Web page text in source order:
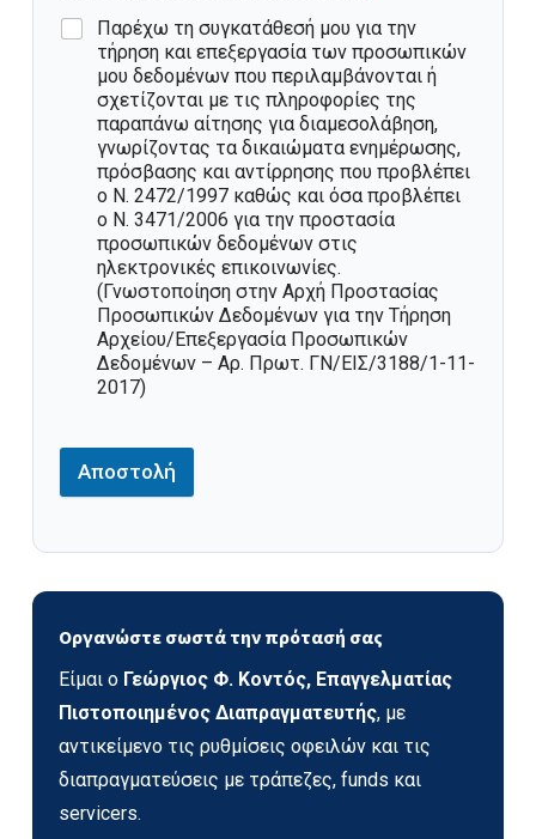
Παρέχω τη συγκατάθεσή μου για την
τήρηση και επεξεργασία των προσωπικών
μου δεδομένων που περιλαμβάνονται ή
σχετίζονται με τις πληροφορίες της
παραπάνω αίτησης για διαμεσολάβηση,
γνωρίζοντας τα δικαιώματα ενημέρωσης,
πρόσβασης και αντίρρησης που προβλέπει
ο Ν. 2472/1997 καθώς και όσα προβλέπει
ο Ν. 3471/2006 για την προστασία
προσωπικών δεδομένων στις
ηλεκτρονικές επικοινωνίες.
(Γνωστοποίηση στην Αρχή Προστασίας
Προσωπικών Δεδομένων για την Τήρηση
Αρχείου/Επεξεργασία Προσωπικών
Δεδομένων – Αρ. Πρωτ. ΓΝ/ΕΙΣ/3188/1-11-
2017)
Αποστολή
Οργανώστε σωστά την πρότασή σας
Είμαι ο Γεώργιος Φ. Κοντός, Επαγγελματίας
Πιστοποιημένος Διαπραγματευτής, με
αντικείμενο τις ρυθμίσεις οφειλών και τις
διαπραγματεύσεις με τράπεζες, funds και
servicers.